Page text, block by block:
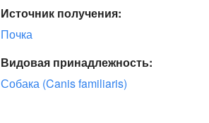
Источник получения:
Почка
Видовая принадлежность:
Собака (Canis familiaris)